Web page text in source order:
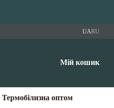
UARU
Мій кошик
Термобілизна оптом